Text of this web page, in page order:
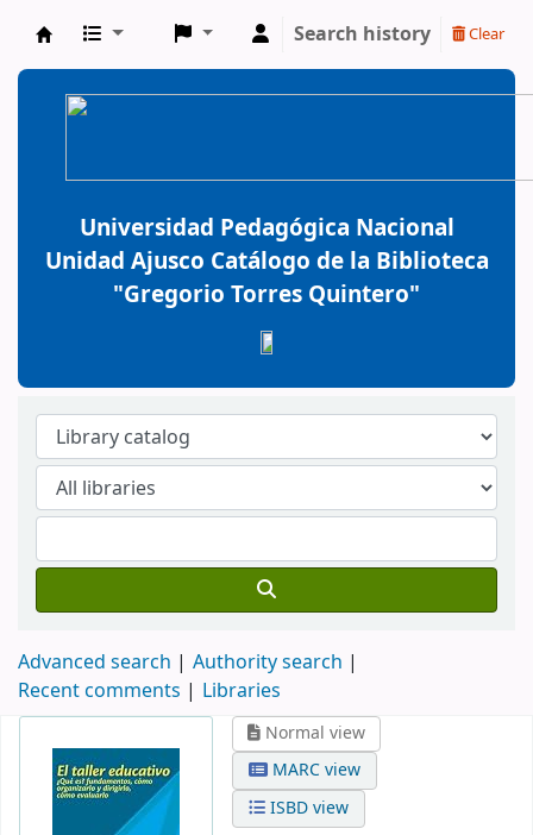
BiblioGTQ
Search history Clear
Universidad Pedagógica Nacional
Unidad Ajusco Catálogo de la Biblioteca
"Gregorio Torres Quintero"
Advanced search
Authority search
Recent comments
Libraries
Normal view
MARC view
ISBD view